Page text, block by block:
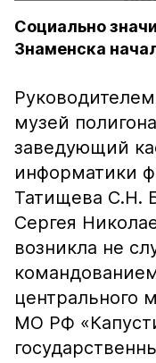
Социально
Знаменска
музей
заведующий
информатики
Татищева С.Н.
Сергея
возникла не
центрального
МО РФ